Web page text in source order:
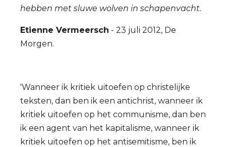
hebben met sluwe wolven in schapenvacht.
Etienne Vermeersch - 23 juli 2012, De
Morgen.
'Wanneer ik kritiek uitoefen op christelijke
teksten, dan ben ik een antichrist, wanneer ik
kritiek uitoefen op het communisme, dan ben
ik een agent van het kapitalisme, wanneer ik
kritiek uitoefen op het antisemitisme, ben ik